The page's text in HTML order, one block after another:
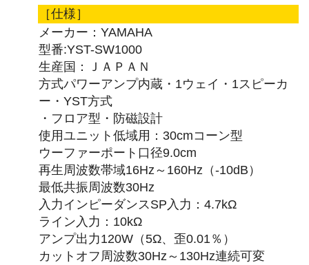
［仕様］
メーカー：YAMAHA
型番:YST-SW1000
生産国：ＪＡＰＡＮ
方式パワーアンプ内蔵・1ウェイ・1スピーカ
ー・YST方式
・フロア型・防磁設計
使用ユニット低域用：30cmコーン型
ウーファーポート口径9.0cm
再生周波数帯域16Hz～160Hz（-10dB）
最低共振周波数30Hz
入力インピーダンスSP入力：4.7kΩ
ライン入力：10kΩ
アンプ出力120W（5Ω、歪0.01％）
カットオフ周波数30Hz～130Hz連続可変